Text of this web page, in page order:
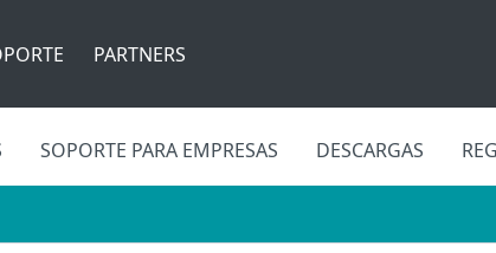
PARTNERS
SOPORTE PARA EMPRESAS DESCARGAS